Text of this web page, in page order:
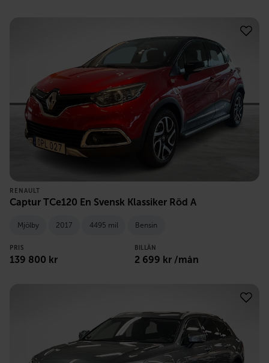
RENAULT
Captur TCe120 En Svensk Klassiker Röd A
Mjölby 2017 4495 mil Bensin
PRIS
139 800 kr
BILLÅN
2 699 kr /mån